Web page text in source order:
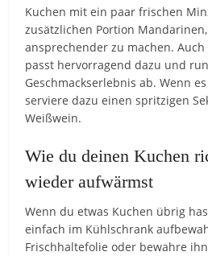
Kuchen mit ein paar frischen
zusätzlichen Portion
ansprechender zu machen. Auch
passt hervorragend dazu und
Geschmackserlebnis ab. Wenn
serviere dazu einen spritzigen
Weißwein.
Wie du deinen Kuchen
wieder aufwärmst
Wenn du etwas Kuchen übrig
einfach im Kühlschrank
Frischhaltefolie oder bewahre